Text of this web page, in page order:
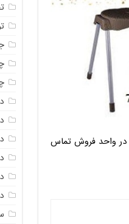
در واحد فروش تماس